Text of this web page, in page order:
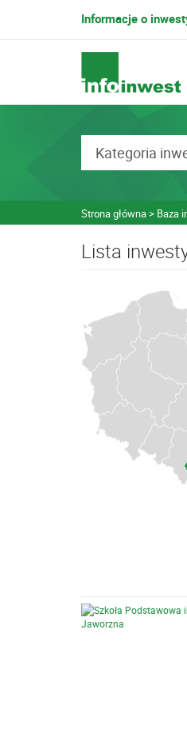
Informacje o
Kategoria
Strona główna Baza
Lista